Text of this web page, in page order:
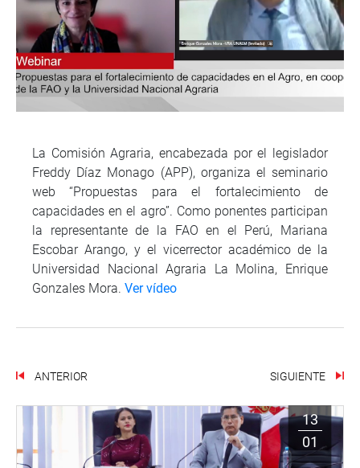
La Comisión Agraria, encabezada por el legislador
Freddy Díaz Monago (APP), organiza el seminario
web “Propuestas para el fortalecimiento de
capacidades en el agro”. Como ponentes participan
la representante de la FAO en el Perú, Mariana
Escobar Arango, y el vicerrector académico de la
Universidad Nacional Agraria La Molina, Enrique
Gonzales Mora. Ver vídeo
ANTERIOR SIGUIENTE
13
01